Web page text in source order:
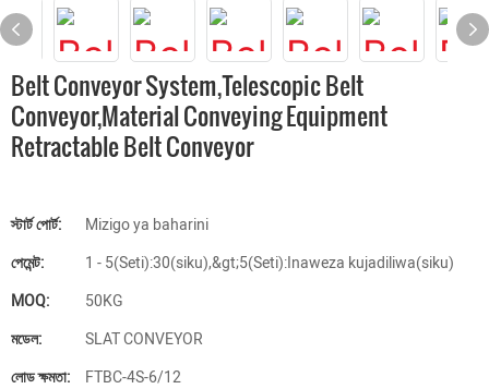
Belt Conveyor System,telescopic Belt
Conveyor,material Conveying Equipment
Retractable Belt Conveyor
স্টার্ট পোর্ট:
Mizigo ya baharini
পেমেন্ট:
1 - 5(Seti):30(siku),&gt;5(Seti):Inaweza kujadiliwa(siku)
MOQ:
50KG
মডেল:
SLAT CONVEYOR
লোড ক্ষমতা:
FTBC-4S-6/12